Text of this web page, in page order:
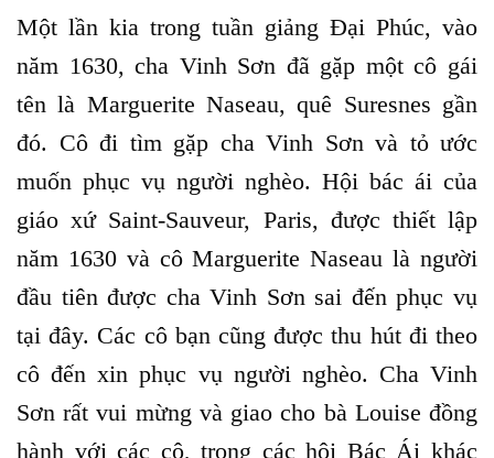
Một lần kia trong tuần giảng Đại Phúc, vào
năm 1630, cha Vinh Sơn đã gặp một cô gái
tên là Marguerite Naseau, quê Suresnes gần
đó. Cô đi tìm gặp cha Vinh Sơn và tỏ ước
muốn phục vụ người nghèo. Hội bác ái của
giáo xứ Saint-Sauveur, Paris, được thiết lập
năm 1630 và cô Marguerite Naseau là người
đầu tiên được cha Vinh Sơn sai đến phục vụ
tại đây. Các cô bạn cũng được thu hút đi theo
cô đến xin phục vụ người nghèo. Cha Vinh
Sơn rất vui mừng và giao cho bà Louise đồng
hành với các cô, trong các hội Bác Ái khác